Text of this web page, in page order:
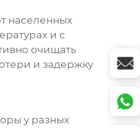
населенных
и с
очищать
и задержку
у разных